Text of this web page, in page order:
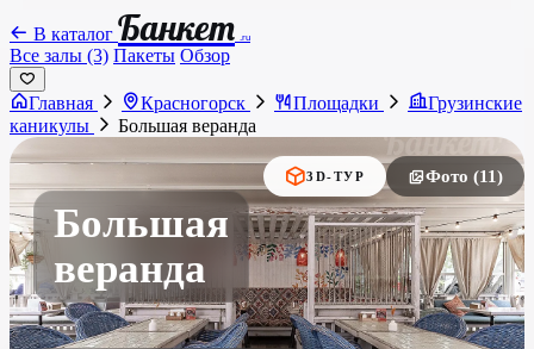
В каталог Банкет .ru
Все залы (3) Пакеты Обзор
Главная Красногорск Площадки
Грузинские
каникулы
Большая веранда
Большая
веранда
3D-ТУР Фото (11)